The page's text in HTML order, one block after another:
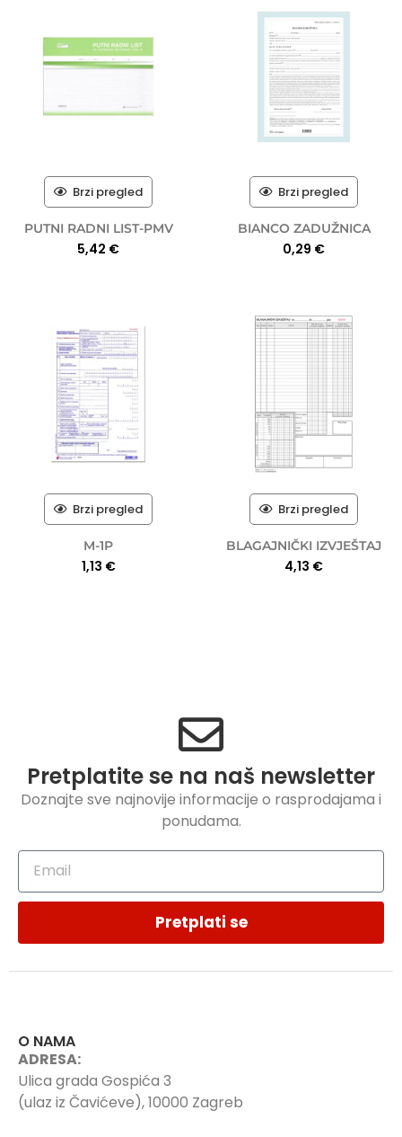
Brzi pregled
PUTNI RADNI LIST-PMV
5,42 €
Brzi pregled
BIANCO ZADUŽNICA
0,29 €
Brzi pregled
M-1P
1,13 €
Brzi pregled
BLAGAJNIČKI IZVJEŠTAJ
4,13 €
Pretplatite se na naš newsletter
Doznajte sve najnovije informacije o rasprodajama i
ponudama.
Pretplati se
O NAMA
ADRESA:
Ulica grada Gospića 3
(ulaz iz Čavićeve), 10000 Zagreb